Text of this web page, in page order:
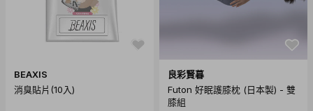
BEAXIS
消臭貼片(10入)
良彩賢暮
Futon 好眠護膝枕 (日本製) - 雙
膝組